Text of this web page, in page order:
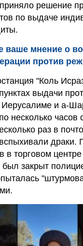
решение
по выдаче
ваше мнение о
против
"Коль
выдачи
Иерусалиме и а-
несколько часов
раз в
драки.
в торговом
закрыт